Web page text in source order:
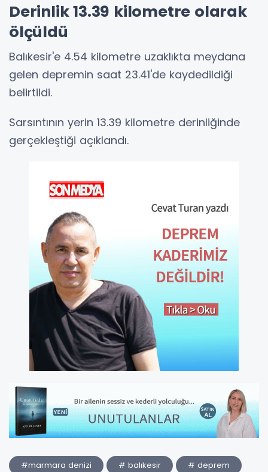
Derinlik 13.39 kilometre olarak
ölçüldü
Balıkesir'e 4.54 kilometre uzaklıkta meydana
gelen depremin saat 23.41'de kaydedildiği
belirtildi.
Sarsıntının yerin 13.39 kilometre derinliğinde
gerçekleştiği açıklandı.
#marmara denizi # balıkesir # deprem